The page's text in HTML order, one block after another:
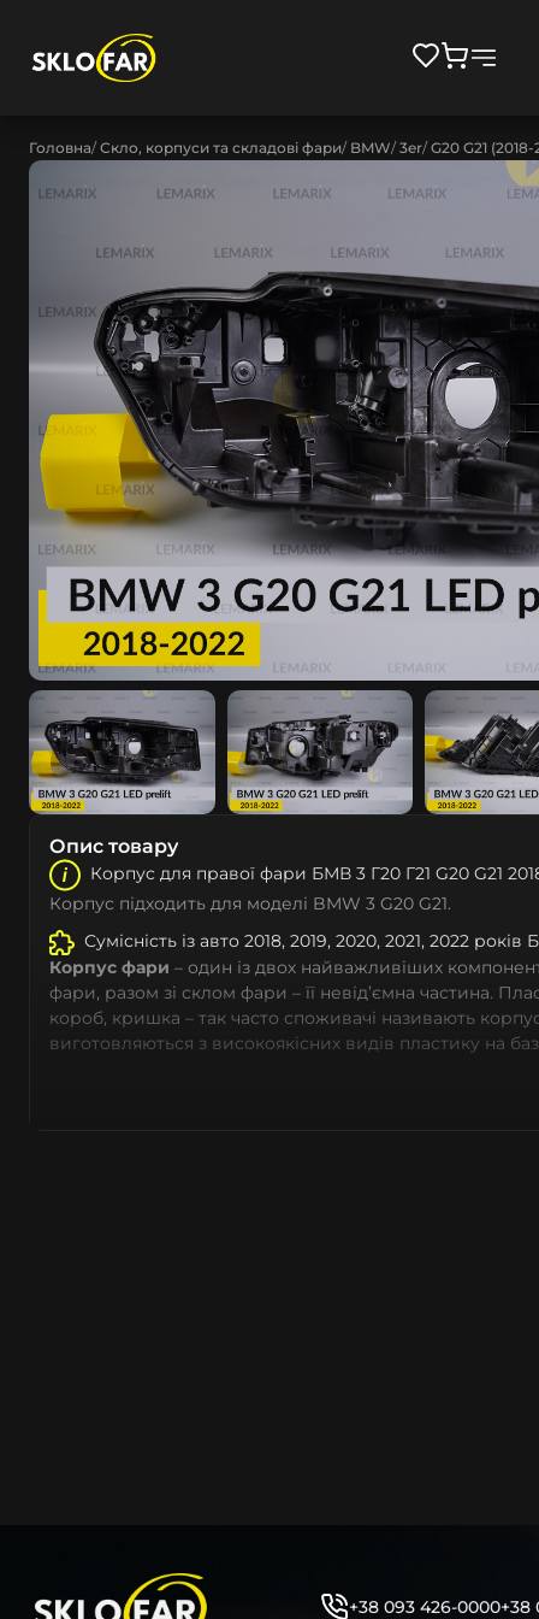
Головна Скло, корпуси та складові фари BMW 3er G20 G21 (2018-
Опис товару
Корпус для правої фари БМВ 3 Г20 Г21 G20 G21
Корпус підходить для моделі BMW 3 G20 G21.
Сумісність із авто 2018, 2019, 2020, 2021, 2022 років
Корпус фари – один із двох найважливіших
фари, разом зі склом фари – її невід’ємна частина.
короб, кришка – так часто споживачі називають
виготовляються з високоякісних видів пластику на
полімерів. Надходять від виробників цілком новими
отвори, зазори між герметиком тощо – всі ці фактори
герметичність фари під час експлуатації.+38 093 426-0000+38